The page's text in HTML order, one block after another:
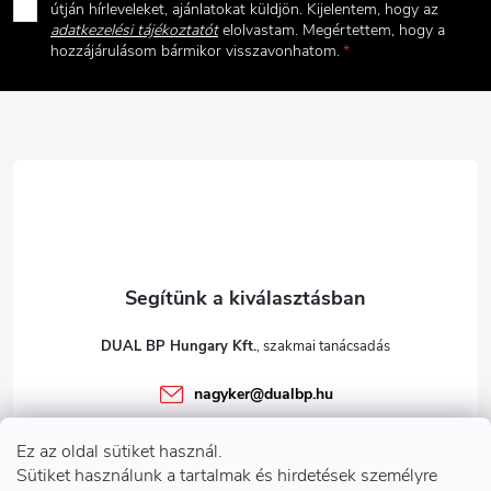
Ez az oldal sütiket használ.
Sütiket használunk a tartalmak és hirdetések személyre
é
útján hírleveleket, ajánlatokat küldjön. Kijelentem, hogy az
adatkezelési tájékoztatót elolvastam. Megértettem, hogy a
hozzájárulásom bármikor visszavonhatom.
DUAL BP Hungary Kft.
nagyker@dualbp.hu
dualbp.hu